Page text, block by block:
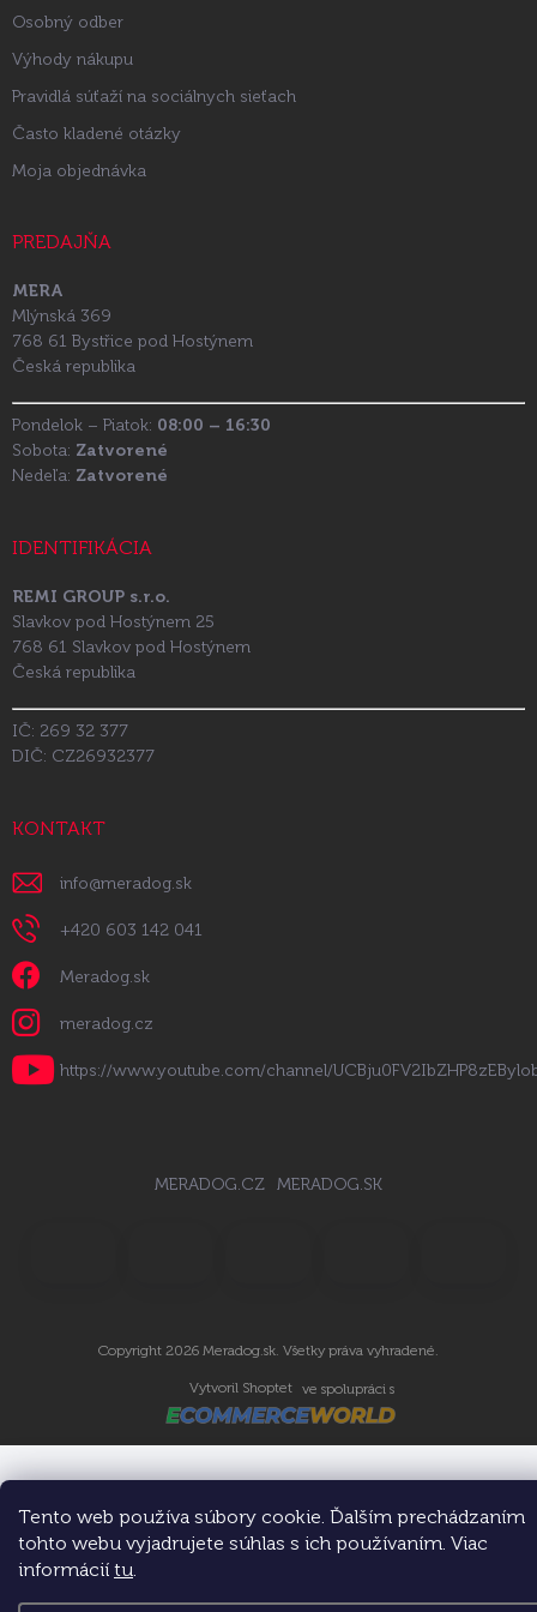
Tento web používa súbory cookie. Ďalším prechádzaním
tohto webu vyjadrujete súhlas s ich používaním. Viac
informácií tu.
Osobný odber
Výhody nákupu
Pravidlá súťaží na sociálnych sieťach
Často kladené otázky
Moja objednávka
PREDAJŇA
MERA
Mlýnská 369
768 61 Bystřice pod Hostýnem
Česká republika
Pondelok – Piatok: 08:00 – 16:30
Sobota: Zatvorené
Nedeľa: Zatvorené
IDENTIFIKÁCIA
REMI GROUP s.r.o.
Slavkov pod Hostýnem 25
768 61 Slavkov pod Hostýnem
Česká republika
IČ: 269 32 377
DIČ: CZ26932377
KONTAKT
info@meradog.sk
+420 603 142 041
Meradog.sk
meradog.cz
https://www.youtube.com/channel/
MERADOG.CZ MERADOG.SK
Vytvoril Shoptet ve spolupráci s
Copyright 2026 Meradog.sk. Všetky práva vyhradené.